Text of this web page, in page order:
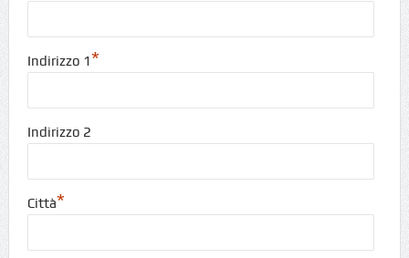
Indirizzo 1*
Indirizzo 2
Città*